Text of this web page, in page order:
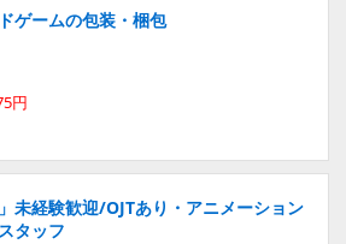
ゲームの包装・梱包
円
未経験歓迎/OJTあり・アニメーション
タッフ